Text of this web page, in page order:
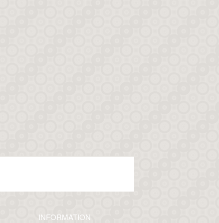
INFORMATION